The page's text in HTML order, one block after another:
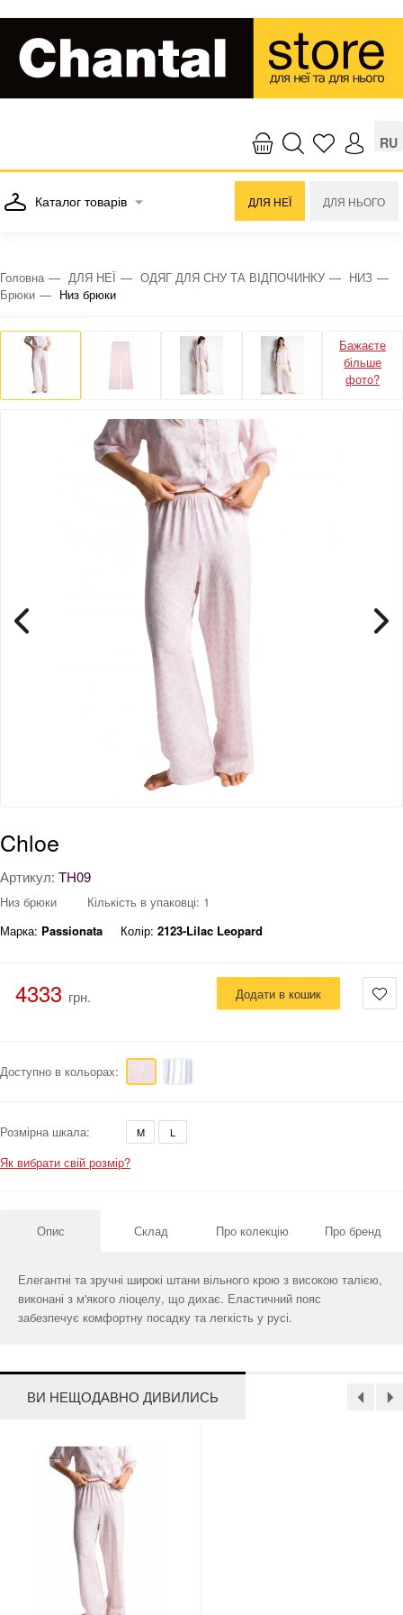
RU
Каталог товарів ДЛЯ НЕЇ ДЛЯ НЬОГО
Головна ДЛЯ НЕЇ ОДЯГ ДЛЯ СНУ ТА ВІДПОЧИНКУ
НИЗ
Брюки
Низ брюки
Бажаєте
більше
фото?
Chloe
Артикул: TH09
Низ брюки
Кількість в упаковці: 1
Марка: Passionata Колір: 2123-Lilac Leopard
4333 грн. Додати в кошик
Доступно в кольорах:
Розмірна шкала: M L
Як вибрати свій розмір?
Опис Склад Про колекцію Про бренд
Елегантні та зручні широкі штани вільного крою з високою талією,
виконані з м'якого ліоцелу, що дихає. Еластичний пояс
забезпечує комфортну посадку та легкість у русі.
ВИ НЕЩОДАВНО ДИВИЛИСЬ